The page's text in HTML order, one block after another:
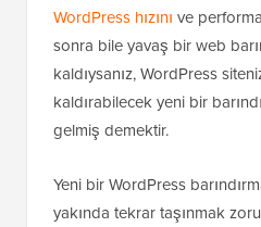
WordPress hızını ve
sonra bile yavaş bir web
kaldıysanız, WordPress
kaldırabilecek yeni bir
gelmiş demektir.
Yeni bir WordPress
yakında tekrar taşınmak